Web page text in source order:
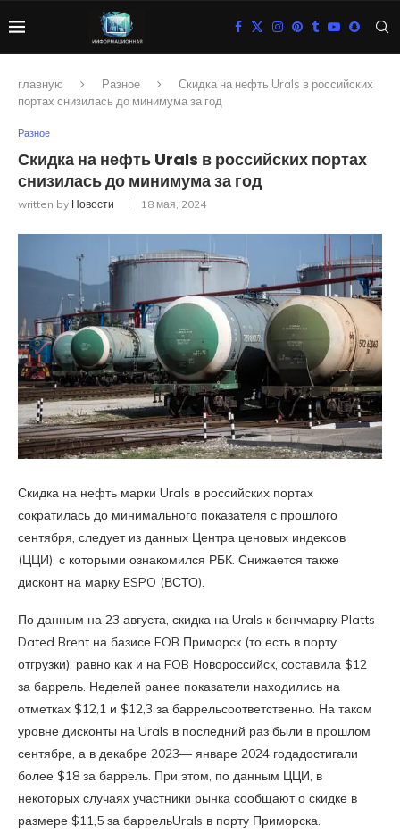
главную Разное
Скидка на нефть Urals в российских
портах снизилась до минимума за год
Разное
Скидка на нефть Urals в российских портах
снизилась до минимума за год
written by Новости 18 мая, 2024
Скидка на нефть марки Urals в российских портах
сократилась до минимального показателя с прошлого
сентября, следует из данных Центра ценовых индексов
(ЦЦИ), с которыми ознакомился РБК. Снижается также
дисконт на марку ESPO (ВСТО).
По данным на 23 августа, скидка на Urals к бенчмарку Platts
Dated Brent на базисе FOB Приморск (то есть в порту
отгрузки), равно как и на FOB Новороссийск, составила $12
за баррель. Неделей ранее показатели находились на
отметках $12,1 и $12,3 за баррельсоответственно. На таком
уровне дисконты на Urals в последний раз были в прошлом
сентябре, а в декабре 2023— январе 2024 годадостигали
более $18 за баррель. При этом, по данным ЦЦИ, в
некоторых случаях участники рынка сообщают о скидке в
размере $11,5 за баррельUrals в порту Приморска.